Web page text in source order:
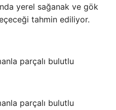
yerel sağanak ve gök
tahmin ediliyor.
parçalı bulutlu
parçalı bulutlu